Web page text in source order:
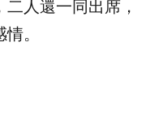
人還一同出席，
。